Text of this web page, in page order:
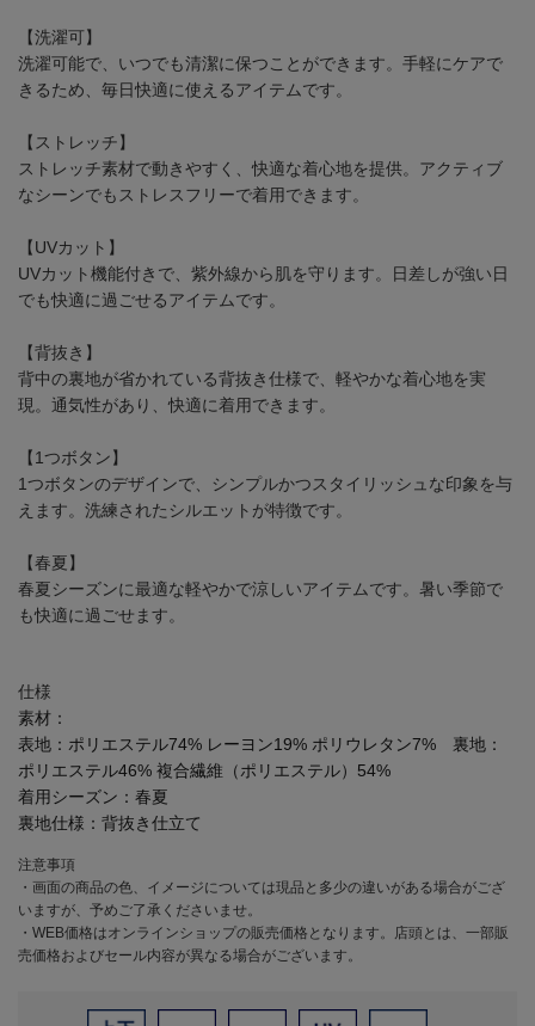
【洗濯可】
洗濯可能で、いつでも清潔に保つことができます。手軽にケアで
きるため、毎日快適に使えるアイテムです。
【ストレッチ】
ストレッチ素材で動きやすく、快適な着心地を提供。アクティブ
なシーンでもストレスフリーで着用できます。
【UVカット】
UVカット機能付きで、紫外線から肌を守ります。日差しが強い日
でも快適に過ごせるアイテムです。
【背抜き】
背中の裏地が省かれている背抜き仕様で、軽やかな着心地を実
現。通気性があり、快適に着用できます。
【1つボタン】
1つボタンのデザインで、シンプルかつスタイリッシュな印象を与
えます。洗練されたシルエットが特徴です。
【春夏】
春夏シーズンに最適な軽やかで涼しいアイテムです。暑い季節で
も快適に過ごせます。
仕様
素材：
表地：ポリエステル74% レーヨン19% ポリウレタン7% 裏地：
ポリエステル46% 複合繊維（ポリエステル）54%
着用シーズン： 春夏
裏地仕様： 背抜き仕立て
注意事項
・画面の商品の色、イメージについては現品と多少の違いがある場合がござ
いますが、予めご了承くださいませ。
・WEB価格はオンラインショップの販売価格となります。店頭とは、一部販
売価格およびセール内容が異なる場合がございます。